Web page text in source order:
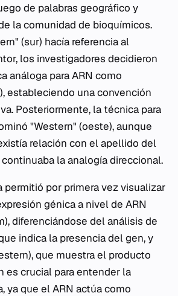
de palabras geográfico y
la comunidad de bioquímicos.
(sur) hacía referencia al
los investigadores decidieron
análoga para ARN como
estableciendo una convención
Posteriormente, la técnica para
"Western" (oeste), aunque
relación con el apellido del
la analogía direccional.
permitió por primera vez visualizar
génica a nivel de ARN
diferenciándose del análisis de
indica la presencia del gen, y
que muestra el producto
es crucial para entender la
ya que el ARN actúa como